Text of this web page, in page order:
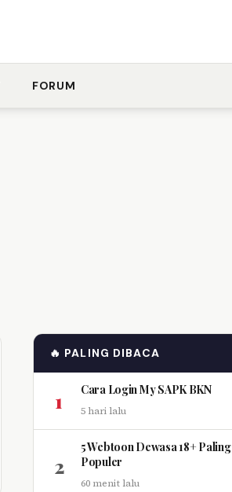
FORUM
🔥 PALING DIBACA
1 Cara Login My SAPK BKN
5 hari lalu
2
5 Webtoon Dewasa 18+ Paling
Populer
60 menit lalu